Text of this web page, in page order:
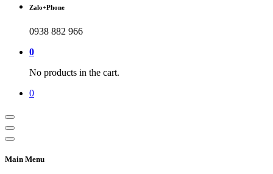
Zalo+Phone
0938 882 966
0
No products in the cart.
0
Main Menu